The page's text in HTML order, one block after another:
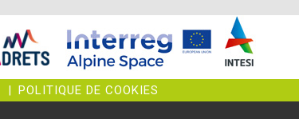
| POLITIQUE DE COOKIES